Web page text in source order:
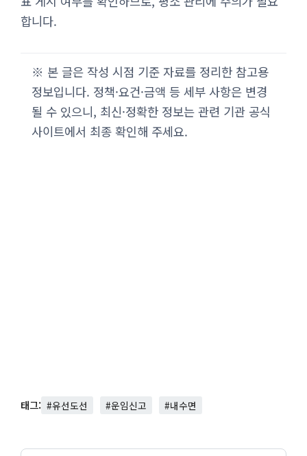
합니다.
※ 본 글은 작성 시점 기준 자료를 정리한 참고용
정보입니다. 정책·요건·금액 등 세부 사항은 변경
될 수 있으니, 최신·정확한 정보는 관련 기관 공식
사이트에서 최종 확인해 주세요.
태그: #유선도선 #운임신고 #내수면